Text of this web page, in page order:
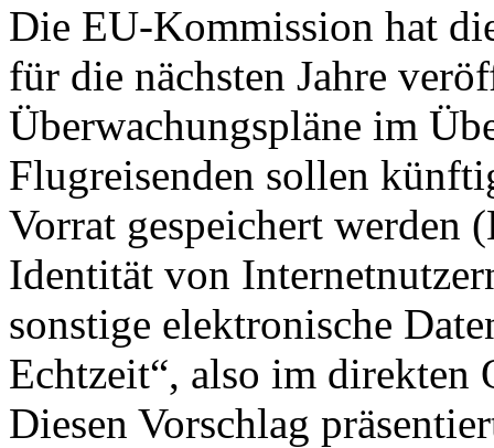
Die EU-Kommission hat
für die nächsten Jahre
Überwachungspläne im
Flugreisenden sollen
Vorrat gespeichert
Identität von
sonstige elektronische
Echtzeit“, also im
Diesen Vorschlag